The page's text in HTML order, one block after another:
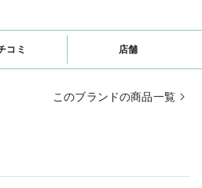
コミ 店舗
このブランドの商品一覧